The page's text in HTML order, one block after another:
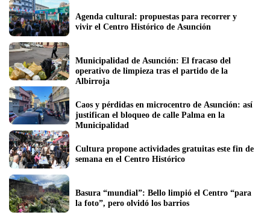
Agenda cultural: propuestas para recorrer y
vivir el Centro Histórico de Asunción
Municipalidad de Asunción: El fracaso del
operativo de limpieza tras el partido de la
Albirroja
Caos y pérdidas en microcentro de Asunción: así
justifican el bloqueo de calle Palma en la
Cultura propone actividades gratuitas este fin de
semana en el Centro Histórico
Basura “mundial”: Bello limpió el Centro “para
la foto”, pero olvidó los barrios